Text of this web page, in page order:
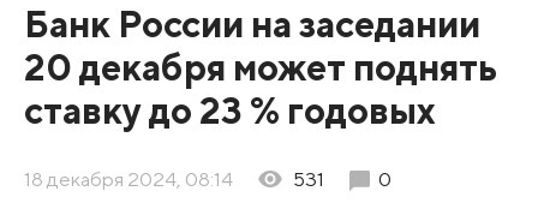
Банк России на заседании
20 декабря может поднять
ставку до 23 % годовых
18 декабря 2024, 08:14 531 0